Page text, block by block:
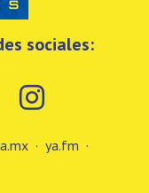
sociales:
· ya.fm ·